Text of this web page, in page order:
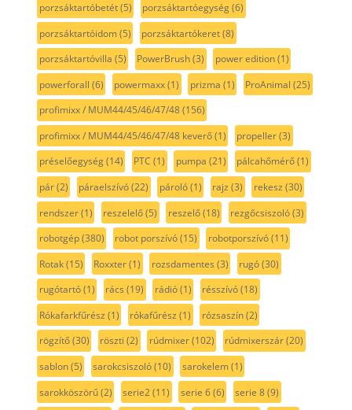
porzsáktartóbetét(5) porzsáktartóegység(6)
porzsáktartóidom(5) porzsáktartókeret(8)
porzsáktartóvilla (5) PowerBrush(3) power edition(1)
powerforall (6) powermaxx(1) prizma (1) ProAnimal (25)
profimixx / MUM44/45/46/47/48(156)
profimixx / MUM44/45/46/47/48 keverő(1) propeller(3)
préselőegység(14) PTC (1) pumpa (21) pálcahőmérő(1)
pár(2) páraelszívó(22) pároló(1) rajz (3) rekesz (30)
rendszer(1) reszelelő(5) reszelő(18) rezgőcsiszoló(3)
robotgép(380) robot porszívó(15) robotporszívó(11)
Rotak(15) Roxxter(1) rozsdamentes (3) rugó(30)
rugótartó(1) rács (19) rádió(1) résszívó(18)
Rókafarkfűrész (1) rókafűrész (1) rózsaszín(2)
rögzítő(30) röszti (2) rúdmixer(102) rúdmixerszár(20)
sablon(5) sarokcsiszoló(10) sarokelem(1)
sarokköszörű(2) serie2(11) serie 6(6) serie 8(9)